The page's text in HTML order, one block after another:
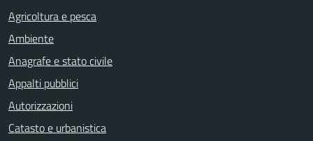
Agricoltura e pesca
Ambiente
Anagrafe e stato civile
Appalti pubblici
Autorizzazioni
Catasto e urbanistica